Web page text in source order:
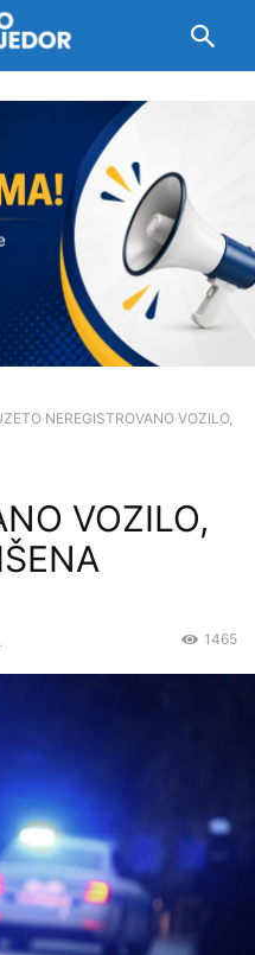
NEREGISTROVANO VOZILO,
VOZILO,
1465